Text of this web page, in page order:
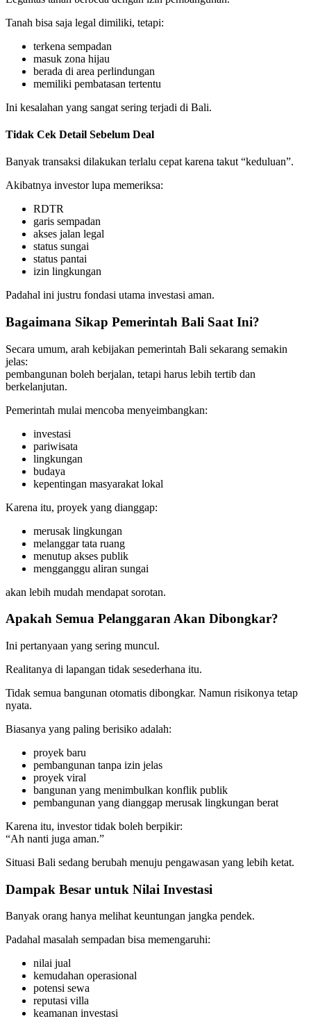
Tanah bisa saja legal dimiliki, tetapi:
terkena sempadan
masuk zona hijau
berada di area perlindungan
memiliki pembatasan tertentu
Ini kesalahan yang sangat sering terjadi di Bali.
Tidak Cek Detail Sebelum Deal
Banyak transaksi dilakukan terlalu cepat karena takut “keduluan”.
Akibatnya investor lupa memeriksa:
RDTR
garis sempadan
akses jalan legal
status sungai
status pantai
izin lingkungan
Padahal ini justru fondasi utama investasi aman.
Bagaimana Sikap Pemerintah Bali Saat Ini?
Secara umum, arah kebijakan pemerintah Bali sekarang semakin
jelas:
pembangunan boleh berjalan, tetapi harus lebih tertib dan
berkelanjutan.
Pemerintah mulai mencoba menyeimbangkan:
investasi
pariwisata
lingkungan
budaya
kepentingan masyarakat lokal
Karena itu, proyek yang dianggap:
merusak lingkungan
melanggar tata ruang
menutup akses publik
mengganggu aliran sungai
akan lebih mudah mendapat sorotan.
Apakah Semua Pelanggaran Akan Dibongkar?
Ini pertanyaan yang sering muncul.
Realitanya di lapangan tidak sesederhana itu.
Tidak semua bangunan otomatis dibongkar. Namun risikonya tetap
nyata.
Biasanya yang paling berisiko adalah:
proyek baru
pembangunan tanpa izin jelas
proyek viral
bangunan yang menimbulkan konflik publik
pembangunan yang dianggap merusak lingkungan berat
Karena itu, investor tidak boleh berpikir:
“Ah nanti juga aman.”
Situasi Bali sedang berubah menuju pengawasan yang lebih ketat.
Dampak Besar untuk Nilai Investasi
Banyak orang hanya melihat keuntungan jangka pendek.
Padahal masalah sempadan bisa memengaruhi:
nilai jual
kemudahan operasional
potensi sewa
reputasi villa
keamanan investasi